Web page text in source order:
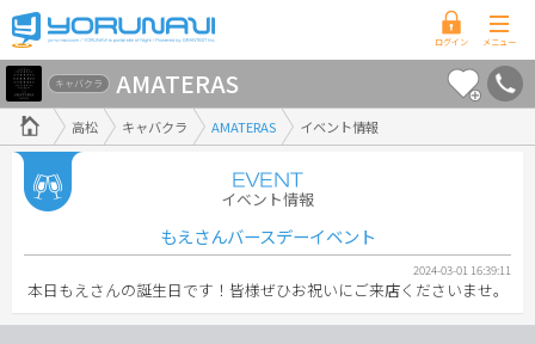
香
川
県
版
高松 キャバクラ AMATERAS イベント情報
キャバクラ AMATERAS
イベント情報
もえさんバースデーイベント
2024-03-01 16:39:11
本日もえさんの誕生日です！皆様ぜひお祝いにご来店くださいませ。